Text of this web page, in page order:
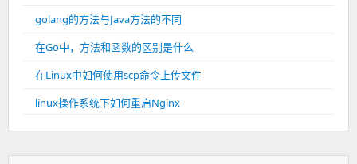
golang的方法与Java方法的不同
在Go中，方法和函数的区别是什么
在Linux中如何使用scp命令上传文件
linux操作系统下如何重启Nginx